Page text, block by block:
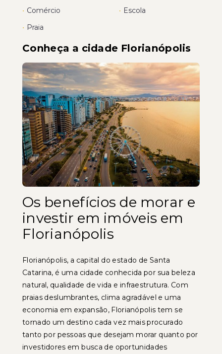
• Comércio • Escola
• Praia
Conheça a cidade Florianópolis
Os benefícios de morar e
investir em imóveis em
Florianópolis
Florianópolis, a capital do estado de Santa
Catarina, é uma cidade conhecida por sua beleza
natural, qualidade de vida e infraestrutura. Com
praias deslumbrantes, clima agradável e uma
economia em expansão, Florianópolis tem se
tornado um destino cada vez mais procurado
tanto por pessoas que desejam morar quanto por
investidores em busca de oportunidades